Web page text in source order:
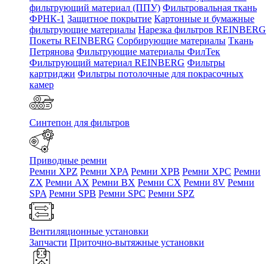
фильтрующий материал (ППУ) Фильтровальная ткань
ФРНК-1 Защитное покрытие Картонные и бумажные
фильтрующие материалы Нарезка фильтров REINBERG
Покеты REINBERG Сорбирующие материалы Ткань
Петрянова Фильтрующие материалы ФилТек
Фильтрующий материал REINBERG Фильтры
картриджи Фильтры потолочные для покрасочных
камер
Синтепон для фильтров
Приводные ремни
Ремни XPZ Ремни XPA Ремни XPB Ремни XPC Ремни
ZX Ремни AX Ремни BX Ремни CX Ремни 8V Ремни
SPA Ремни SPB Ремни SPC Ремни SPZ
Вентиляционные установки
Запчасти Приточно-вытяжные установки